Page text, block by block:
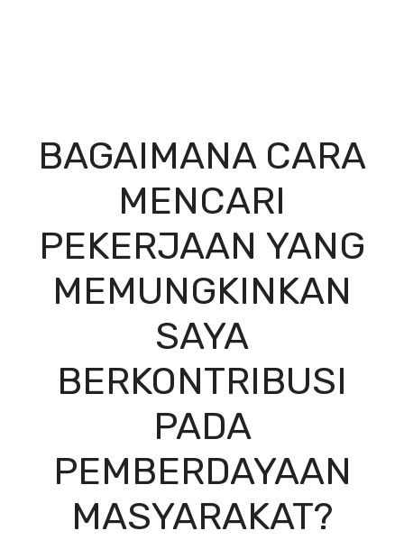
BAGAIMANA CARA
MENCARI
PEKERJAAN YANG
MEMUNGKINKAN
SAYA
BERKONTRIBUSI
PADA
PEMBERDAYAAN
MASYARAKAT?